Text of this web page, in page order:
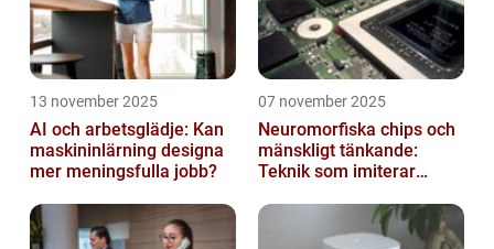
13 november 2025
AI och arbetsglädje: Kan
maskininlärning designa
mer meningsfulla jobb?
07 november 2025
Neuromorfiska chips och
mänskligt tänkande:
Teknik som imiterar